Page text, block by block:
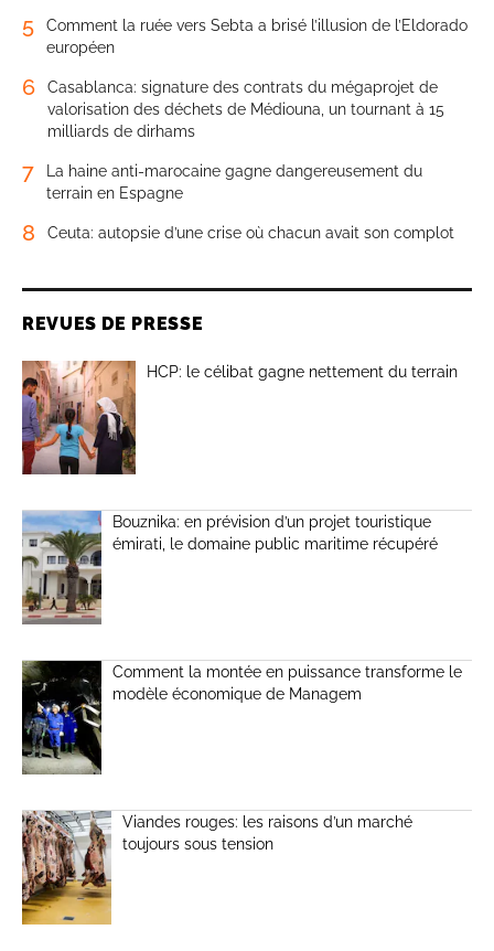
5
Comment la ruée vers Sebta a brisé l’illusion de l’Eldorado
européen
6
Casablanca: signature des contrats du mégaprojet de
valorisation des déchets de Médiouna, un tournant à 15
milliards de dirhams
7
La haine anti-marocaine gagne dangereusement du
terrain en Espagne
8 Ceuta: autopsie d’une crise où chacun avait son complot
REVUES DE PRESSE
HCP: le célibat gagne nettement du terrain
Bouznika: en prévision d’un projet touristique
émirati, le domaine public maritime récupéré
Comment la montée en puissance transforme le
modèle économique de Managem
Viandes rouges: les raisons d’un marché
toujours sous tension